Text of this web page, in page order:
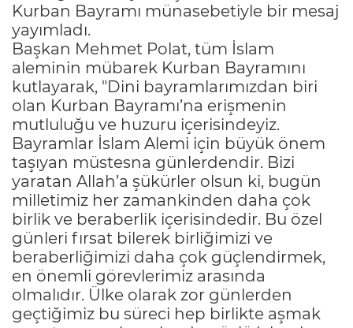
Kurban Bayramı münasebetiyle bir mesaj
yayımladı.
Başkan Mehmet Polat, tüm İslam
aleminin mübarek Kurban Bayramını
kutlayarak, "Dini bayramlarımızdan biri
olan Kurban Bayramı’na erişmenin
mutluluğu ve huzuru içerisindeyiz.
Bayramlar İslam Alemi için büyük önem
taşıyan müstesna günlerdendir. Bizi
yaratan Allah’a şükürler olsun ki, bugün
milletimiz her zamankinden daha çok
birlik ve beraberlik içerisindedir. Bu özel
günleri fırsat bilerek birliğimizi ve
beraberliğimizi daha çok güçlendirmek,
en önemli görevlerimiz arasında
olmalıdır. Ülke olarak zor günlerden
geçtiğimiz bu süreci hep birlikte aşmak